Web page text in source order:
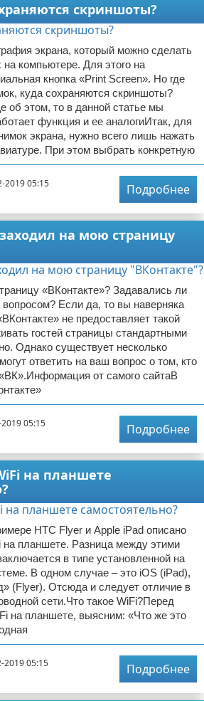
скриншоты?
экрана, который можно сделать
компьютере. Для этого на
кнопка «Print Screen». Но где
куда сохраняются скриншоты?
об этом, то в данной статье мы
функция и ее аналогиИтак, для
экрана, нужно всего лишь нажать
При этом выбрать конкретную
2019 05:15
Подробнее
на мою страницу
«ВКонтакте»? Задавались ли
Если да, то вы наверняка
не предоставляет такой
гостей страницы стандартными
Однако существует несколько
ответить на ваш вопрос о том, кто
от самого сайтаВ
05:15
Подробнее
на планшете
HTC Flyer и Apple iPad описано
на планшете. Разница между этими
в типе установленной на
В одном случае – это iOS (iPad),
(Flyer). Отсюда и следует отличие в
сети.Что такое WiFi?Перед
на планшете, выясним: «Что же это
2019 05:15
Подробнее